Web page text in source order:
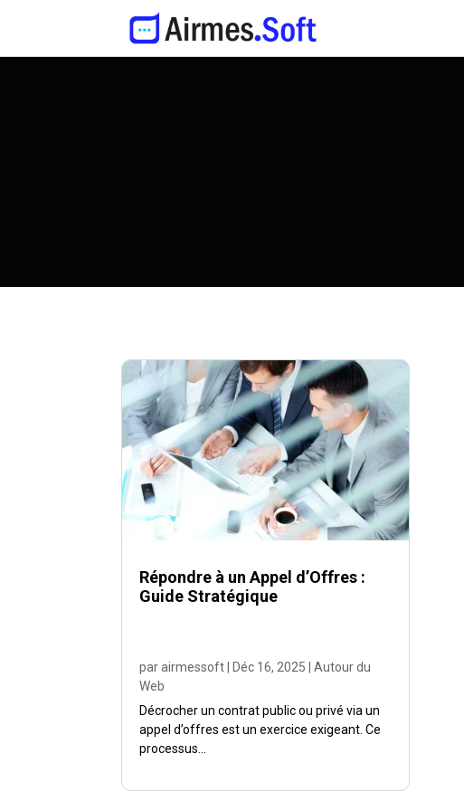
Répondre à un Appel d’Offres :
Guide Stratégique
parairmessoft Déc 16, 2025 |Autour du
Web
Décrocher un contrat public ou privé via un
appel d’offres est un exercice exigeant. Ce
processus...